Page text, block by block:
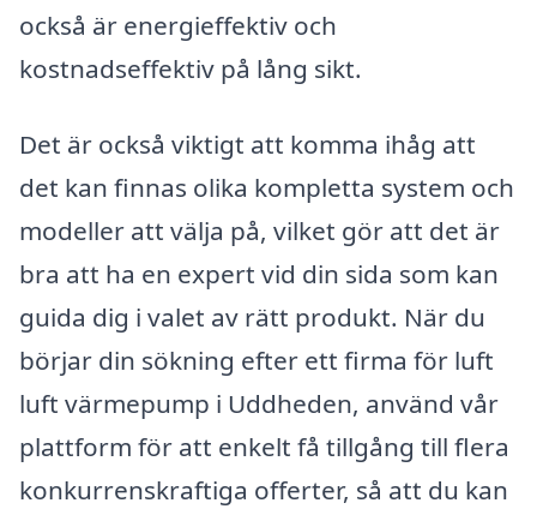
också är energieffektiv och
kostnadseffektiv på lång sikt.
Det är också viktigt att komma ihåg att
det kan finnas olika kompletta system och
modeller att välja på, vilket gör att det är
bra att ha en expert vid din sida som kan
guida dig i valet av rätt produkt. När du
börjar din sökning efter ett firma för luft
luft värmepump i Uddheden, använd vår
plattform för att enkelt få tillgång till flera
konkurrenskraftiga offerter, så att du kan